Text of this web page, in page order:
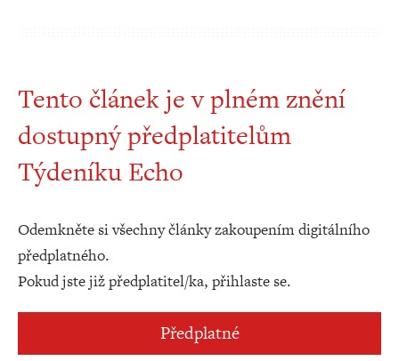
Tento článek je v plném znění
dostupný předplatitelům
Týdeníku Echo
Odemkněte si všechny články zakoupením digitálního
předplatného.
Pokud jste již předplatitel/ka, přihlaste se.
Předplatné